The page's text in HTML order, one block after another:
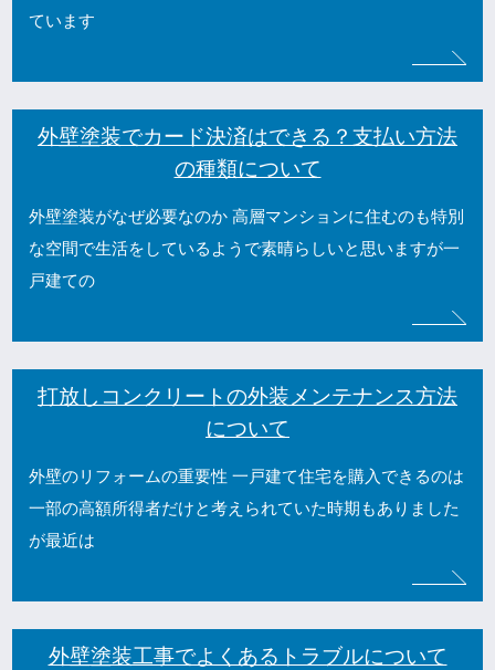
ています
外壁塗装でカード決済はできる？支払い方法
の種類について
外壁塗装がなぜ必要なのか 高層マンションに住むのも特別
な空間で生活をしているようで素晴らしいと思いますが一
戸建ての
打放しコンクリートの外装メンテナンス方法
について
外壁のリフォームの重要性 一戸建て住宅を購入できるのは
一部の高額所得者だけと考えられていた時期もありました
が最近は
外壁塗装工事でよくあるトラブルについて